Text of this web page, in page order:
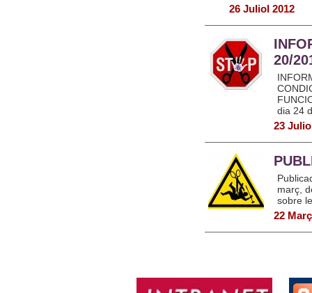
26 Juliol 2012
20/
dia 24
23
març,
sobre
22